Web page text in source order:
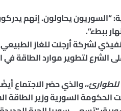
“السوريون يحاولون. إنهم
ببطء”.
لتطوير موارد الطاقة في
للطوارئ،، والذي حضر الاجتماع
الحكومة السورية وزير